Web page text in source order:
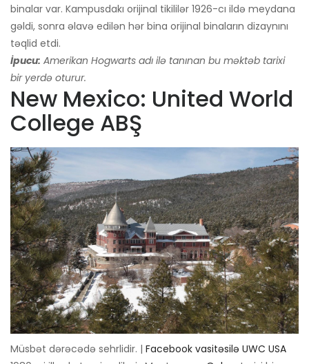
binalar var. Kampusdakı orijinal tikililər 1926-cı ildə meydana
gəldi, sonra əlavə edilən hər bina orijinal binaların dizaynını
təqlid etdi.
İpucu: Amerikan Hogwarts adı ilə tanınan bu məktəb tarixi
bir yerdə oturur.
New Mexico: United World
College ABŞ
Müsbət dərəcədə sehrlidir. | Facebook vasitəsilə UWC USA